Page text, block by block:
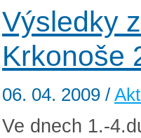
Výsledky
Krkonoše
06. 04. 2009 /
Ve dnech 1.-